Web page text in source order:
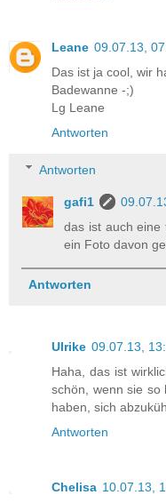
Leane 09.07.13,
Das ist ja cool, wir
Badewanne -;)
Lg Leane
Antworten
Antworten
gafi1
das ist auch eine
ein Foto davon
Antworten
Ulrike 09.07.13,
Haha, das ist
schön, wenn sie so
haben, sich
Antworten
Chelisa 10.07.13,